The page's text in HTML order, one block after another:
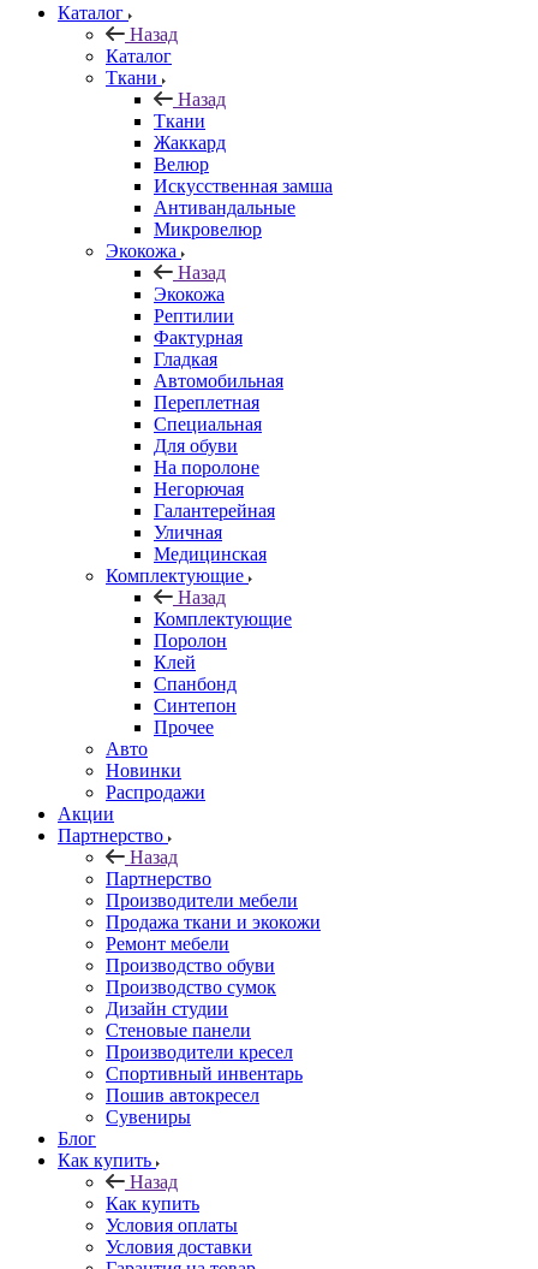
Каталог
Назад
Каталог
Ткани
Назад
Ткани
Жаккард
Велюр
Искусственная замша
Антивандальные
Микровелюр
Экокожа
Назад
Экокожа
Рептилии
Фактурная
Гладкая
Автомобильная
Переплетная
Специальная
Для обуви
На поролоне
Негорючая
Галантерейная
Уличная
Медицинская
Комплектующие
Назад
Комплектующие
Поролон
Клей
Спанбонд
Синтепон
Прочее
Авто
Новинки
Распродажи
Акции
Партнерство
Назад
Партнерство
Производители мебели
Продажа ткани и экокожи
Ремонт мебели
Производство обуви
Производство сумок
Дизайн студии
Стеновые панели
Производители кресел
Спортивный инвентарь
Пошив автокресел
Сувениры
Блог
Как купить
Назад
Как купить
Условия оплаты
Условия доставки